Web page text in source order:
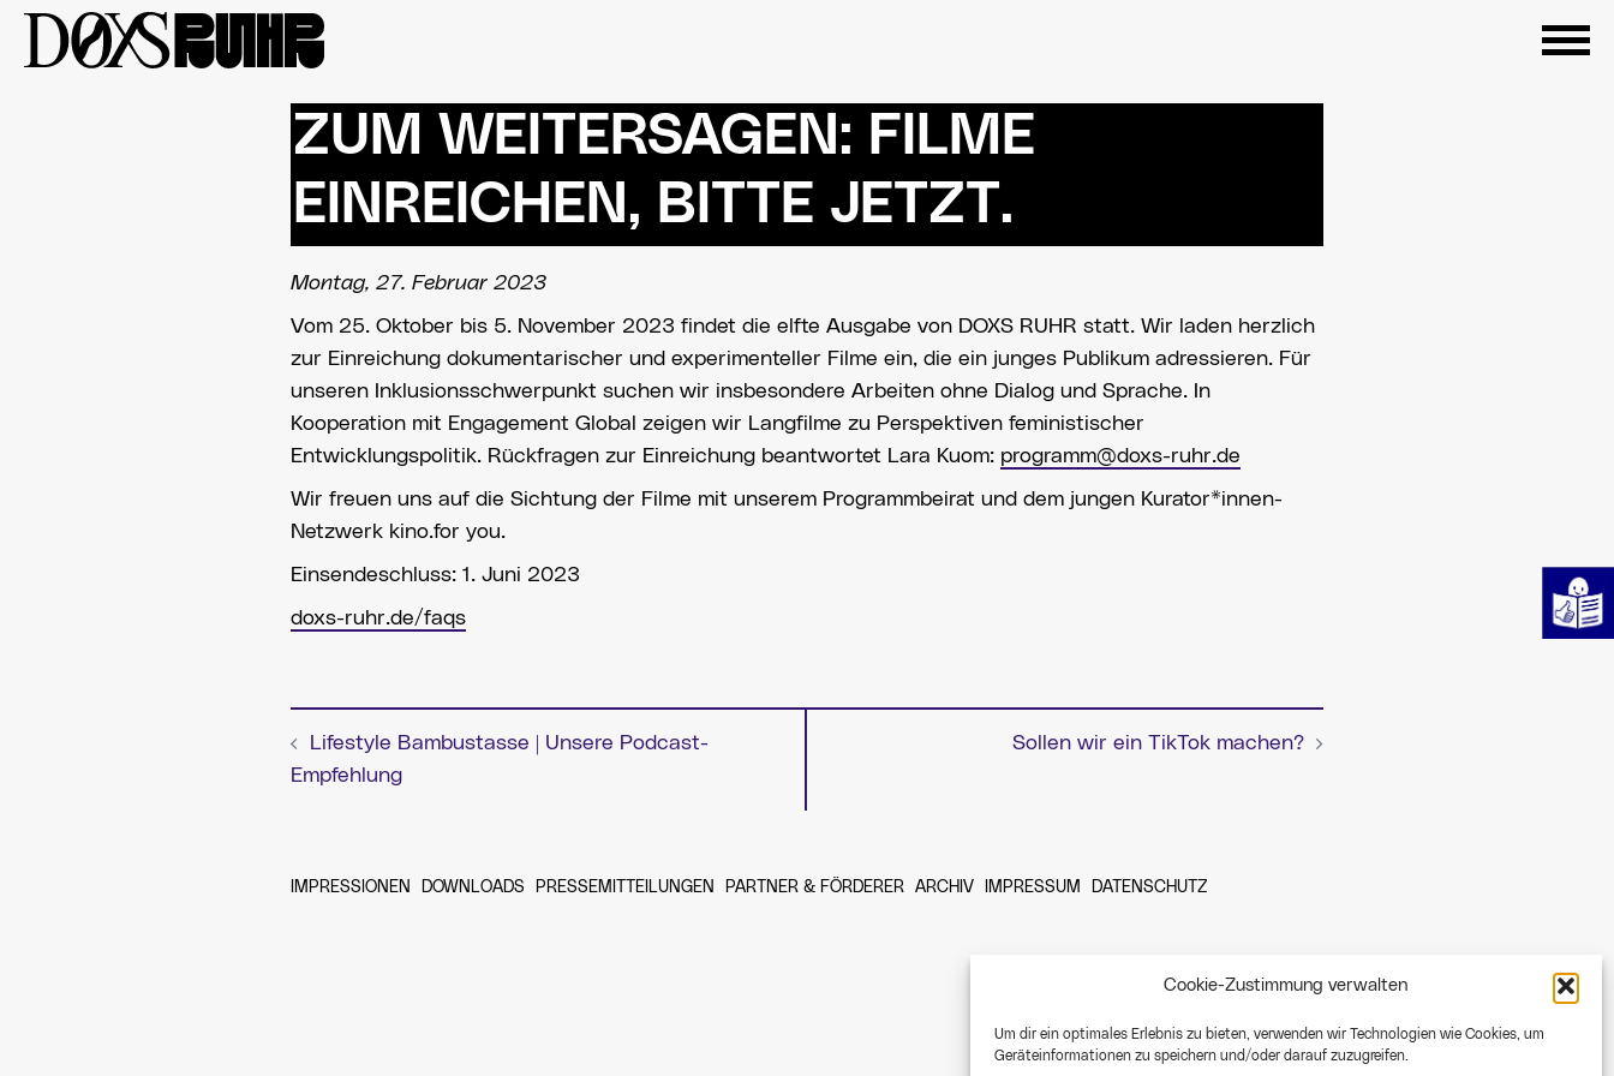
Cookie-Zustimmung verwalten
Um dir ein optimales Erlebnis zu bieten, verwenden wir Technologien wie Cookies, um
Geräteinformationen zu speichern und/oder darauf zuzugreifen.
Inhalt
ZUM WEITERSAGEN: FILME
EINREICHEN, BITTE JETZT.
Montag, 27. Februar 2023
Vom 25. Oktober bis 5. November 2023 findet die elfte Ausgabe von DOXS RUHR statt. Wir laden herzlich
zur Einreichung dokumentarischer und experimenteller Filme ein, die ein junges Publikum adressieren. Für
unseren Inklusionsschwerpunkt suchen wir insbesondere Arbeiten ohne Dialog und Sprache. In
Kooperation mit Engagement Global zeigen wir Langfilme zu Perspektiven feministischer
Entwicklungspolitik. Rückfragen zur Einreichung beantwortet Lara Kuom: programm@doxs-ruhr.de
Wir freuen uns auf die Sichtung der Filme mit unserem Programmbeirat und dem jungen Kurator*innen-
Netzwerk kino.for you.
Einsendeschluss: 1. Juni 2023
doxs-ruhr.de/faqs
Beitragsnavigation
Lifestyle Bambustasse | Unsere Podcast-
Empfehlung
Sollen wir ein TikTok machen?
IMPRESSIONEN DOWNLOADS PRESSEMITTEILUNGEN PARTNER & FÖRDERER ARCHIV IMPRESSUM DATENSCHUTZ